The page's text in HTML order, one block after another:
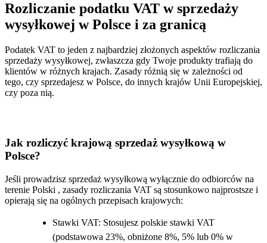
Rozliczanie podatku VAT w sprzedaży
wysyłkowej w Polsce i za granicą
Podatek VAT to jeden z najbardziej złożonych aspektów rozliczania
sprzedaży wysyłkowej, zwłaszcza gdy Twoje produkty trafiają do
klientów w różnych krajach. Zasady różnią się w zależności od
tego, czy sprzedajesz w Polsce, do innych krajów Unii Europejskiej,
czy poza nią.
Jak rozliczyć krajową sprzedaż wysyłkową w
Polsce?
Jeśli prowadzisz sprzedaż wysyłkową wyłącznie do odbiorców na
terenie Polski , zasady rozliczania VAT są stosunkowo najprostsze i
opierają się na ogólnych przepisach krajowych:
Stawki VAT: Stosujesz polskie stawki VAT
(podstawowa 23%, obniżone 8%, 5% lub 0% w